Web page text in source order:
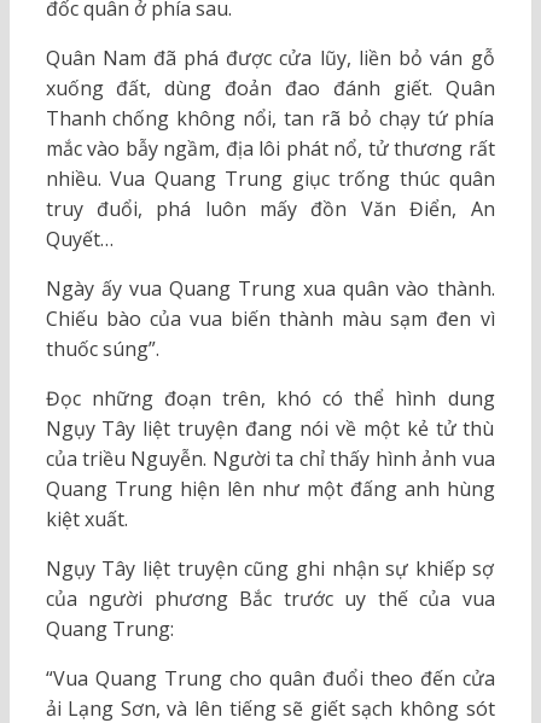
đốc quân ở phía sau.
Quân Nam đã phá được cửa lũy, liền bỏ ván gỗ
xuống đất, dùng đoản đao đánh giết. Quân
Thanh chống không nổi, tan rã bỏ chạy tứ phía
mắc vào bẫy ngầm, địa lôi phát nổ, tử thương rất
nhiều. Vua Quang Trung giục trống thúc quân
truy đuổi, phá luôn mấy đồn Văn Điển, An
Quyết…
Ngày ấy vua Quang Trung xua quân vào thành.
Chiếu bào của vua biến thành màu sạm đen vì
thuốc súng”.
Đọc những đoạn trên, khó có thể hình dung
Ngụy Tây liệt truyện đang nói về một kẻ tử thù
của triều Nguyễn. Người ta chỉ thấy hình ảnh vua
Quang Trung hiện lên như một đấng anh hùng
kiệt xuất.
Ngụy Tây liệt truyện cũng ghi nhận sự khiếp sợ
của người phương Bắc trước uy thế của vua
Quang Trung:
“Vua Quang Trung cho quân đuổi theo đến cửa
ải Lạng Sơn, và lên tiếng sẽ giết sạch không sót